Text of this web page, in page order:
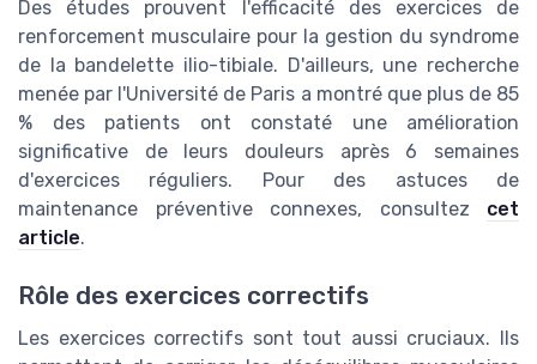
Des études prouvent l'efficacité des exercices de
renforcement musculaire pour la gestion du syndrome
de la bandelette ilio-tibiale. D'ailleurs, une recherche
menée par l'Université de Paris a montré que plus de 85
% des patients ont constaté une amélioration
significative de leurs douleurs après 6 semaines
d'exercices réguliers. Pour des astuces de
maintenance préventive connexes, consultez cet
article.
Rôle des exercices correctifs
Les exercices correctifs sont tout aussi cruciaux. Ils